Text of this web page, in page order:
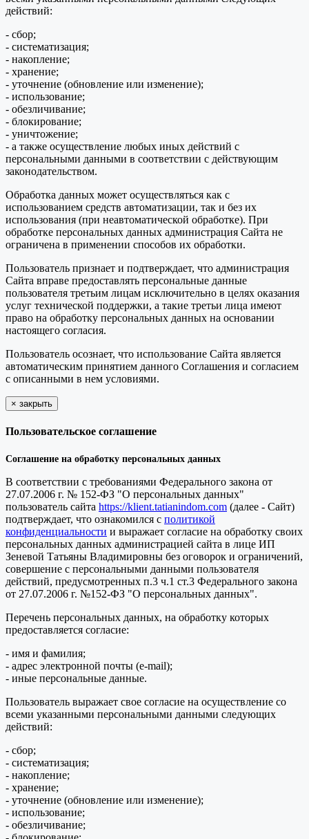
действий:
- сбор;
- систематизация;
- накопление;
- хранение;
- уточнение (обновление или изменение);
- использование;
- обезличивание;
- блокирование;
- уничтожение;
- а также осуществление любых иных действий с
персональными данными в соответствии с действующим
законодательством.
Обработка данных может осуществляться как с
использованием средств автоматизации, так и без их
использования (при неавтоматической обработке). При
обработке персональных данных администрация Сайта не
ограничена в применении способов их обработки.
Пользователь признает и подтверждает, что администрация
Сайта вправе предоставлять персональные данные
пользователя третьим лицам исключительно в целях оказания
услуг технической поддержки, а такие третьи лица имеют
право на обработку персональных данных на основании
настоящего согласия.
Пользователь осознает, что использование Сайта является
автоматическим принятием данного Соглашения и согласием
с описанными в нем условиями.
× закрыть
Пользовательское соглашение
Соглашение на обработку персональных данных
В соответствии с требованиями Федерального закона от
27.07.2006 г. № 152-ФЗ "О персональных данных"
пользователь сайта https://klient.tatianindom.com (далее - Сайт)
подтверждает, что ознакомился с политикой
конфиденциальности и выражает согласие на обработку своих
персональных данных администрацией сайта в лице ИП
Зеневой Татьяны Владимировны без оговорок и ограничений,
совершение с персональными данными пользователя
действий, предусмотренных п.3 ч.1 ст.3 Федерального закона
от 27.07.2006 г. №152-ФЗ "О персональных данных".
Перечень персональных данных, на обработку которых
предоставляется согласие:
- имя и фамилия;
- адрес электронной почты (e-mail);
- иные персональные данные.
Пользователь выражает свое согласие на осуществление со
всеми указанными персональными данными следующих
действий:
- сбор;
- систематизация;
- накопление;
- хранение;
- уточнение (обновление или изменение);
- использование;
- обезличивание;